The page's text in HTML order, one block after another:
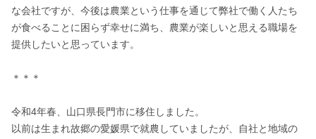
な会社ですが、今後は農業という仕事を通じて弊社で働く人たち
が食べることに困らず幸せに満ち、農業が楽しいと思える職場を
提供したいと思っています。
＊＊＊
令和4年春、山口県長門市に移住しました。
以前は生まれ故郷の愛媛県で就農していましたが、自社と地域の